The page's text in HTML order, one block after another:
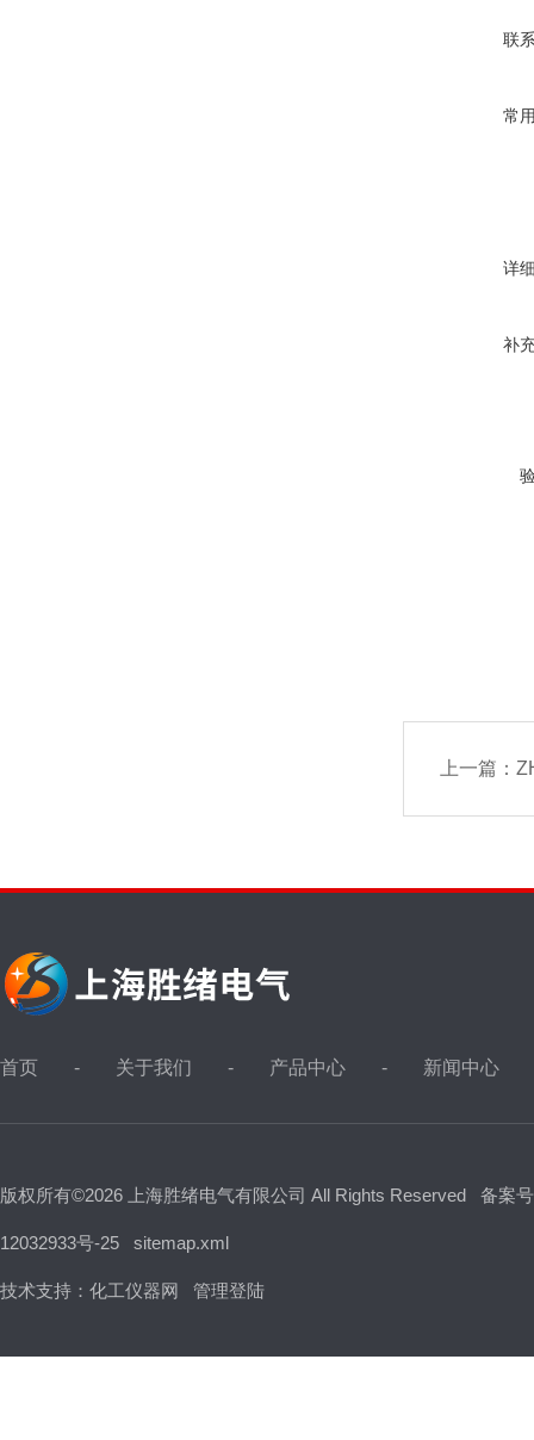
联
常
详
补
上一篇：
首页 关于我们 产品中心 新闻中心
版权所有©2026 上海胜绪电气有限公司 All Rights Reserved 备案
12032933号-25 sitemap.xml
技术支持： 化工仪器网 管理登陆